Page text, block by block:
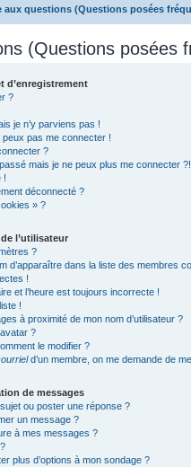
aux questions (Questions posées
(Questions posées
d’enregistrement
?
je n’y parviens pas !
pas me connecter !
?
mais je ne peux plus me connecter ?!
!
déconnecté ?
» ?
l’utilisateur
?
d’apparaître dans la liste des membres
!
et l’heure est toujours incorrecte !
!
à proximité de mon nom d’utilisateur ?
?
le modifier ?
d’un membre, on me demande de
de messages
ou poster une réponse ?
un message ?
à mes messages ?
plus d’options à mon sondage ?